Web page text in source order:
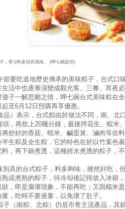
，香Ｑ料多別具風味。 (呷七碗提供)
要吃道地歷史傳承的美味粽子，台式口
生活中也逐漸演變成觀光客、三餐、宵夜
子一解思鄉之情，呷七碗台式美味粽在
至6月12日預購再享優惠。
）表示，台式粽由於做法不同，南、北
頭，再炊上20幾分鐘，最後拌花生、蝦米
炒好的香菇、蝦米、鹹蛋黃、滷肉等佐
生粽及全生粽，它的特色在於以竹葉色
，再下鍋煮透，這種經水煮透的粽子，
具的台式粽子，料多夠味，雖然好吃，
或煮熟的粽子，待冷却後記得放入冰箱
，即是腐壞現象，不能再吃；又因糯米
，吃時不要過量，以免壞了肚子。
（南粽、北粽）仍居市售主流產品，其